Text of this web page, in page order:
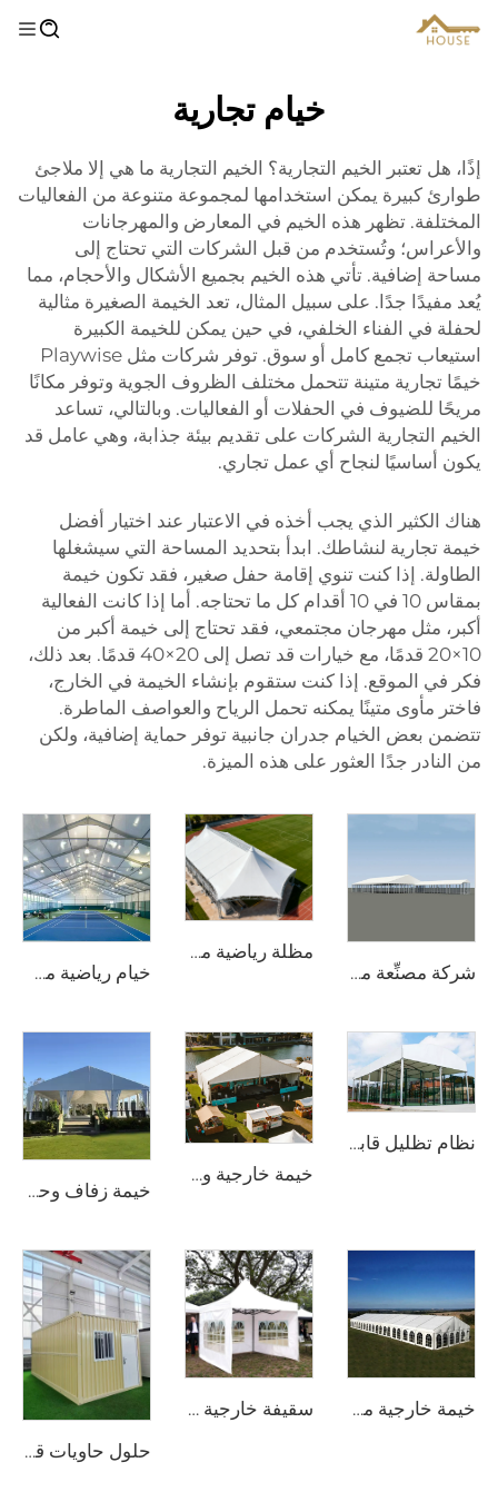
خيام تجارية
إذًا، هل تعتبر الخيم التجارية؟ الخيم التجارية ما هي إلا ملاجئ
طوارئ كبيرة يمكن استخدامها لمجموعة متنوعة من الفعاليات
المختلفة. تظهر هذه الخيم في المعارض والمهرجانات
والأعراس؛ وتُستخدم من قبل الشركات التي تحتاج إلى
مساحة إضافية. تأتي هذه الخيم بجميع الأشكال والأحجام، مما
يُعد مفيدًا جدًا. على سبيل المثال، تعد الخيمة الصغيرة مثالية
لحفلة في الفناء الخلفي، في حين يمكن للخيمة الكبيرة
استيعاب تجمع كامل أو سوق. توفر شركات مثل Playwise
خيمًا تجارية متينة تتحمل مختلف الظروف الجوية وتوفر مكانًا
مريحًا للضيوف في الحفلات أو الفعاليات. وبالتالي، تساعد
الخيم التجارية الشركات على تقديم بيئة جذابة، وهي عامل قد
يكون أساسيًا لنجاح أي عمل تجاري.
هناك الكثير الذي يجب أخذه في الاعتبار عند اختيار أفضل
خيمة تجارية لنشاطك. ابدأ بتحديد المساحة التي سيشغلها
الطاولة. إذا كنت تنوي إقامة حفل صغير، فقد تكون خيمة
بمقاس 10 في 10 أقدام كل ما تحتاجه. أما إذا كانت الفعالية
أكبر، مثل مهرجان مجتمعي، فقد تحتاج إلى خيمة أكبر من
10×20 قدمًا، مع خيارات قد تصل إلى 20×40 قدمًا. بعد ذلك،
فكر في الموقع. إذا كنت ستقوم بإنشاء الخيمة في الخارج،
فاختر مأوى متينًا يمكنه تحمل الرياح والعواصف الماطرة.
تتضمن بعض الخيام جدران جانبية توفر حماية إضافية، ولكن
من النادر جدًا العثور على هذه الميزة.
شركة مصنِّعة محترفة لأجنحة الزفاف | خيمة ولائم ذات نطاق واضح وفق المعايير الأوروبية وخيمة دفيئة شفافة للفعاليات
مظلة رياضية مقاومة للماء وعالية التحمل | مأوى خارجي واسع النطاق للفعاليات مع شعار مخصص
خيام رياضية مخصصة الحجم وبسعر المصنع | هيكل ألمنيوم للقاعة الرياضية لرياضة البدمinton قابل للتجميع السريع لمواقع تجارية
نظام تظليل قابل للتركيب لملاعب البدل | هيكل رياضي بانورامي عالي المتانة للاستخدام طوال العام
خيمة خارجية وحدوية ذات نطاق واضح | حلّ هيكل حدث دائم أو مؤقت
خيمة زفاف وحدوية | خيمة مناسبات مقاومة للعوامل الجوية وتجميعها سريع لمجموعة حلول تجارية للحفلات والمهرجانات
خيمة خارجية متينة مقاومة للماء مقاس ٢٥ × ٤٠ متر | هيكل إطاري من الألومنيوم مقاوم للرياح يستخدم في أماكن الإقامة خلال المهرجانات الكبيرة
سقيفة خارجية واسعة النطاق للفعاليات | هيكل معدني من الألومنيوم مقاوم للماء للاستخدام التجاري
حلول حاويات قابلة للطي بمقاس 20 قدمًا معبَّأة بشكل مسطّح | منزل معدني معياري متين جدًّا لمكتب الموقع ومشاريع التخزين الصناعي